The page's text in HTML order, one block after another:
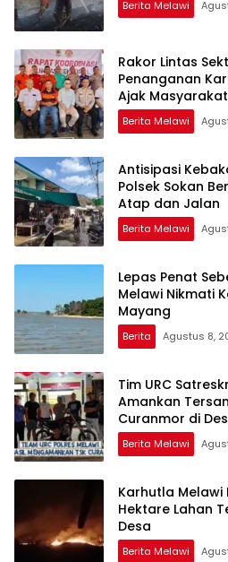
Berita Melawi
Rakor Lintas
Penanganan
Ajak
Kewaspadaan
Berita Melawi
Antisipasi
Polsek Sokan
Atap dan Jalan
Berita Melawi
Lepas Penat
Melawi Nikmati
Mayang
Berita Agustus 8,
Tim URC
Amankan
Curanmor di
Berita Melawi
Karhutla Melawi
Hektare Lahan
Desa
Berita Melawi